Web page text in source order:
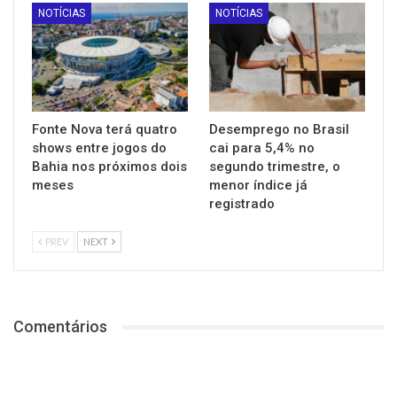
NOTÍCIAS
Fonte Nova terá quatro
shows entre jogos do
Bahia nos próximos dois
meses
NOTÍCIAS
Desemprego no Brasil
cai para 5,4% no
segundo trimestre, o
menor índice já
registrado
PREV NEXT
Comentários